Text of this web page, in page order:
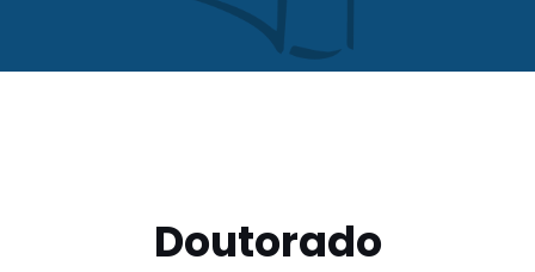
Doutorado